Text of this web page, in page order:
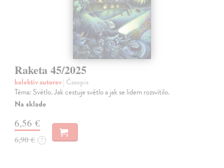
Raketa 45/2025
kolektív autorov| Časopis
Téma: Světlo. Jak cestuje světlo a jak se lidem rozsvítilo.
Na sklade
6,56 €
6,90 € ?